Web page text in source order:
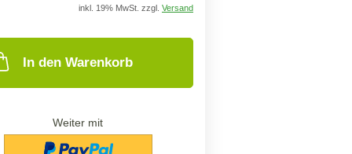
inkl. 19% MwSt. zzgl. Versand
In den Warenkorb
Weiter mit